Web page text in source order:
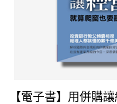
【電子書】用併購